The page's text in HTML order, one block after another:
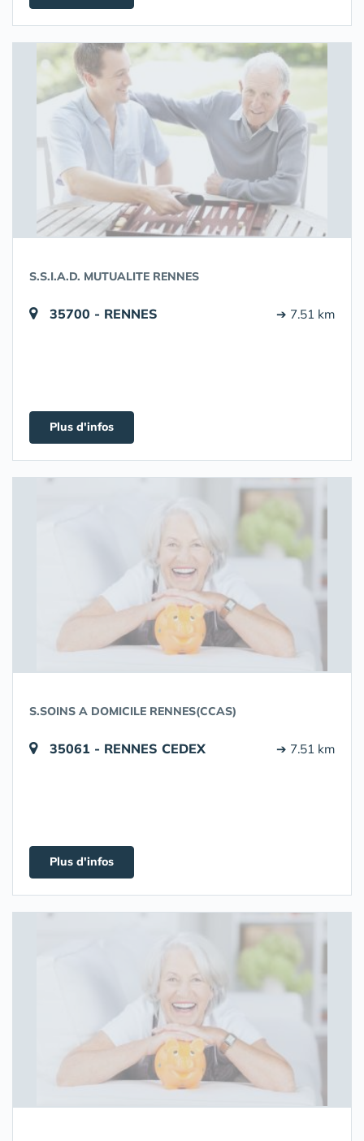
S.S.I.A.D. MUTUALITE RENNES
35700 - RENNES ➔ 7.51 km
Plus d'infos
S.SOINS A DOMICILE RENNES(CCAS)
35061 - RENNES CEDEX ➔ 7.51 km
Plus d'infos